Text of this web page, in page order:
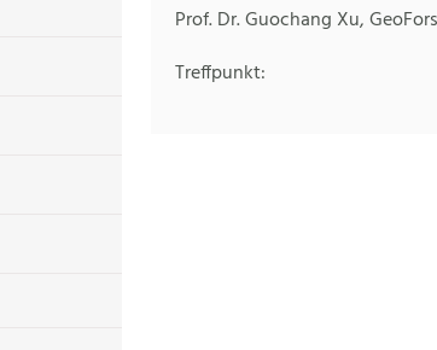
Prof. Dr. Guochang Xu,
Treffpunkt: